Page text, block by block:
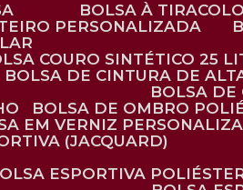
BOLSA À TIRACOLO
PERSONALIZADA
COURO SINTÉTICO 25
BOLSA DE CINTURA DE
BOLSA
BOLSA DE OMBRO
EM VERNIZ
(JACQUARD)
BOLSA ESPORTIVA